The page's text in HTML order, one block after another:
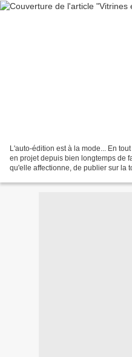
L'auto-édition est à la mode... En
en projet depuis bien longtemps de
qu'elle affectionne, de publier sur la